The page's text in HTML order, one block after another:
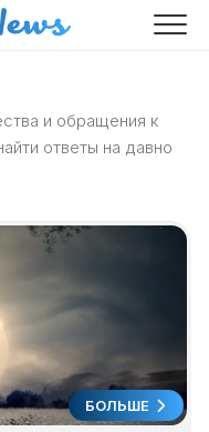
и обращения к
ответы на давно
БОЛЬШЕ